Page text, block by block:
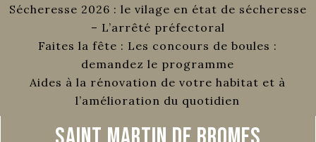
Sécheresse 2026 : le vilage en état de sécheresse
– L’arrêté préfectoral
Faites la fête : Les concours de boules :
demandez le programme
Aides à la rénovation de votre habitat et à
l’amélioration du quotidien